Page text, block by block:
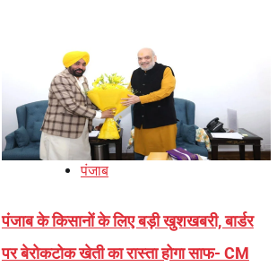
पंजाब
पंजाब के किसानों के लिए बड़ी खुशखबरी, बार्डर
पर बेरोकटोक खेती का रास्ता होगा साफ- CM